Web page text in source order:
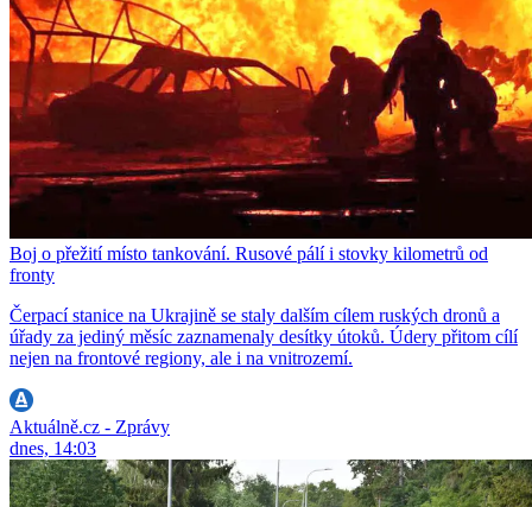
Boj o přežití místo tankování. Rusové pálí i stovky kilometrů od
fronty
Čerpací stanice na Ukrajině se staly dalším cílem ruských dronů a
úřady za jediný měsíc zaznamenaly desítky útoků. Údery přitom cílí
nejen na frontové regiony, ale i na vnitrozemí.
Aktuálně.cz - Zprávy
dnes, 14:03